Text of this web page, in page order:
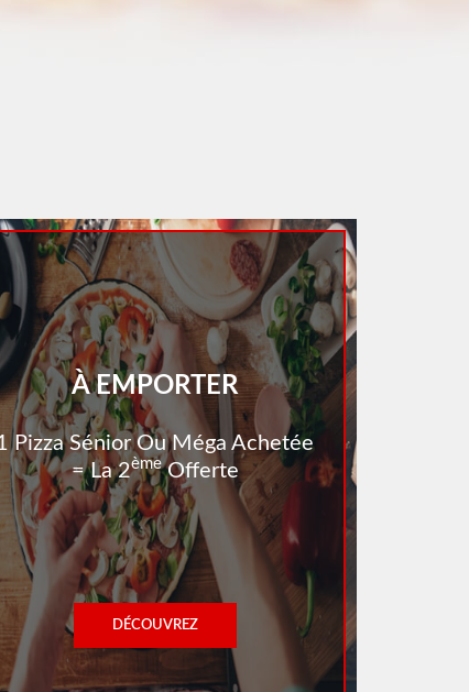
À EMPORTER
Pizza Sénior Ou Méga Achetée
= La 2ÈmeOfferte
DÉCOUVREZ